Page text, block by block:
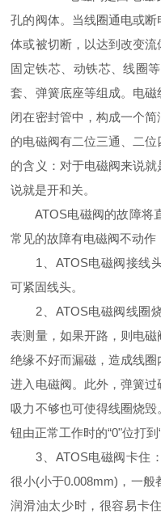
孔的阀体。当线圈通电或
体或被切断，以达到改变
固定铁芯、动铁芯、线圈
套、弹簧底座等组成。电
闭在密封管中，构成一个
的电磁阀有二位三通、二
的含义：对于电磁阀来说
说就是开和关。
ATOS电磁阀的故障将直
常见的故障有电磁阀不动作
1、ATOS电磁阀接线头
可紧固线头。
2、ATOS电磁阀线圈烧
表测量，如果开路，则电
绝缘不好而漏磁，造成线
进入电磁阀。此外，弹簧过
吸力不够也可使得线圈烧
钮由正常工作时的“0"位打到
3、ATOS电磁阀卡住：
很小(小于0.008mm)，一
润滑油太少时，很容易卡